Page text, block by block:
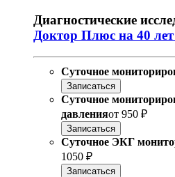
Диагностические
Доктор Плюс на 40
Суточное
Записаться
Суточное
давленияот 950 ₽
Записаться
Суточное ЭКГ
1050 ₽
Записаться